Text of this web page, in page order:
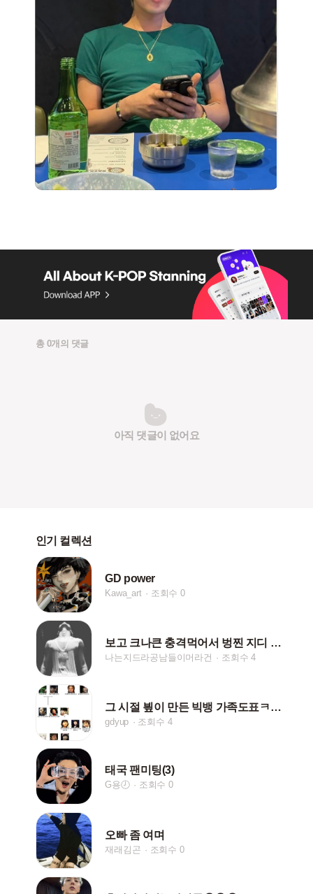
총 0개의 댓글
아직 댓글이 없어요
인기 컬렉션
GD power
Kawa_art 조회수 0
보고 크나큰 충격먹어서 벙찐 지디 쉬즈곤
나는지드라공남들이머라건 조회수 4
그 시절 빂이 만든 빅뱅 가족도표ㅋㅋㅋㅋㅋ
gdyup 조회수 4
태국 팬미팅(3)
G용🕗 조회수 0
오빠 좀 여며
재래김곤 조회수 0